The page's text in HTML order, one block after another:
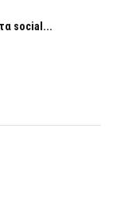
social...